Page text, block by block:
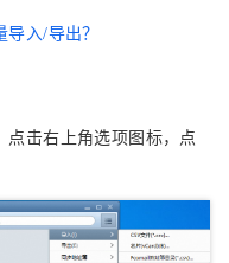
入/导出？
点击右上角选项图标，点